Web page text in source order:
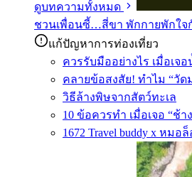
ดูบทความทั้งหมด
ชวนเพื่อนซี้…สี่ขา พักกายพักใจ
แก้ปัญหาการท่องเที่ยว
ควรรับมืออย่างไร เมื่อเจ
คลายข้อสงสัย! ทำไม “วัด
วิธีล้างพิษจากสัตว์ทะเล
10 ข้อควรทำ เมื่อเจอ “ช้
1672 Travel buddy x หม